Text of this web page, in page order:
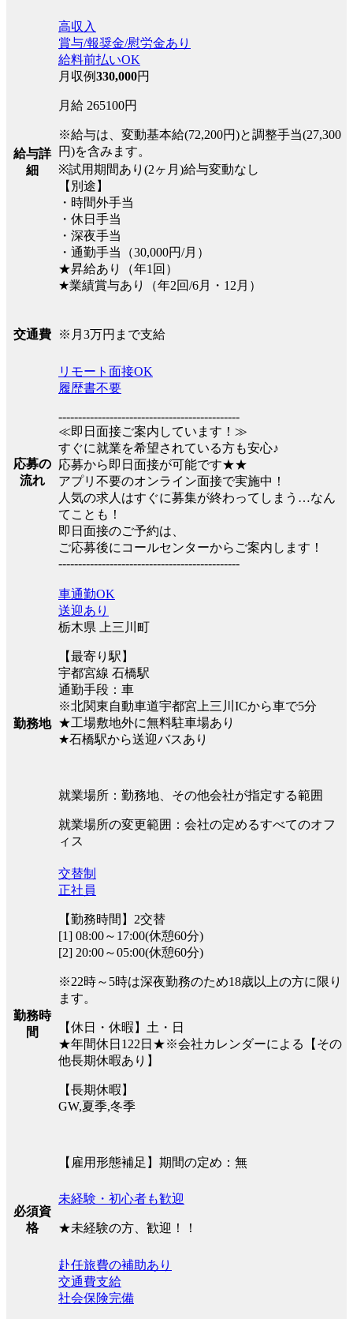
給与詳
細
高収入
賞与/報奨金/慰労金あり
給料前払いOK
月収例330,000円
月給 265100円
※給与は、変動基本給(72,200円)と調整手当(27,300
円)を含みます。
※試用期間あり(2ヶ月)給与変動なし
【別途】
・時間外手当
・休日手当
・深夜手当
・通勤手当（30,000円/月）
★昇給あり（年1回）
★業績賞与あり（年2回/6月・12月）
交通費 ※月3万円まで支給
応募の
流れ
リモート面接OK
履歴書不要
----------------------------------------------
≪即日面接ご案内しています！≫
すぐに就業を希望されている方も安心♪
応募から即日面接が可能です★★
アプリ不要のオンライン面接で実施中！
人気の求人はすぐに募集が終わってしまう…なん
てことも！
即日面接のご予約は、
ご応募後にコールセンターからご案内します！
----------------------------------------------
勤務地
車通勤OK
送迎あり
栃木県 上三川町
【最寄り駅】
宇都宮線 石橋駅
通勤手段：車
※北関東自動車道宇都宮上三川ICから車で5分
★工場敷地外に無料駐車場あり
★石橋駅から送迎バスあり
就業場所：勤務地、その他会社が指定する範囲
就業場所の変更範囲：会社の定めるすべてのオフ
ィス
勤務時
間
交替制
正社員
【勤務時間】2交替
[1] 08:00～17:00(休憩60分)
[2] 20:00～05:00(休憩60分)
※22時～5時は深夜勤務のため18歳以上の方に限り
ます。
【休日・休暇】土・日
★年間休日122日★※会社カレンダーによる【その
他長期休暇あり】
【長期休暇】
GW,夏季,冬季
【雇用形態補足】期間の定め：無
必須資
格
未経験・初心者も歓迎
★未経験の方、歓迎！！
赴任旅費の補助あり
交通費支給
社会保険完備